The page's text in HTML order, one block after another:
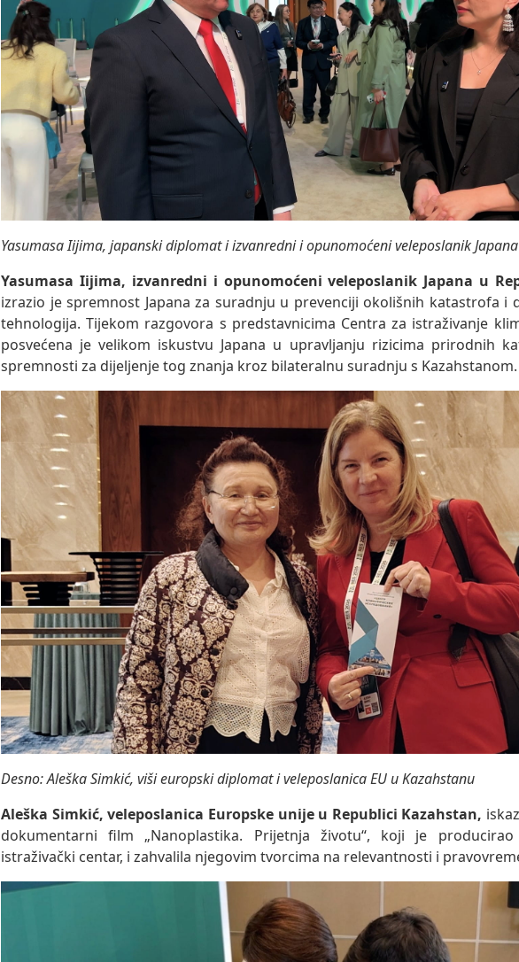
Yasumasa Iijima, japanski diplomat i izvanredni i opunomoćeni veleposlanik
Yasumasa Iijima, izvanredni i opunomoćeni veleposlanik Japana u
izrazio je spremnost Japana za suradnju u prevenciji okolišnih katastrofa i
tehnologija. Tijekom razgovora s predstavnicima Centra za istraživanje
posvećena je velikom iskustvu Japana u upravljanju rizicima prirodnih
spremnosti za dijeljenje tog znanja kroz bilateralnu suradnju s Kazahstanom.
Desno: Aleška Simkić, viši europski diplomat i veleposlanica EU u Kazahstanu
Aleška Simkić, veleposlanica Europske unije u Republici Kazahstan,
dokumentarni film „Nanoplastika. Prijetnja životu“, koji je producirao
istraživački centar, i zahvalila njegovim tvorcima na relevantnosti i